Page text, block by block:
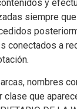
y
siempre
conectados a
nombres
que